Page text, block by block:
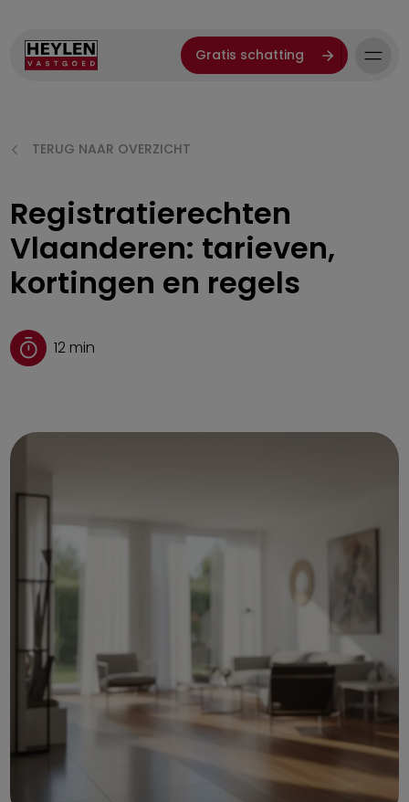
Gratis schatting
TERUG NAAR OVERZICHT
Registratierechten
Vlaanderen: tarieven,
kortingen en regels
12 min